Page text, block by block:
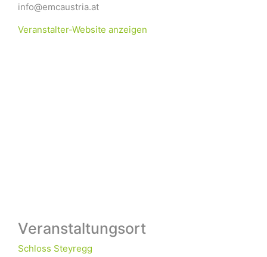
info@emcaustria.at
Veranstalter-Website anzeigen
Veranstaltungsort
Schloss Steyregg